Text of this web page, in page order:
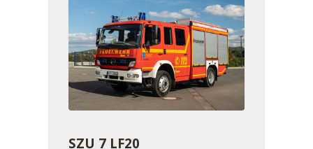
SZU 7 LF20